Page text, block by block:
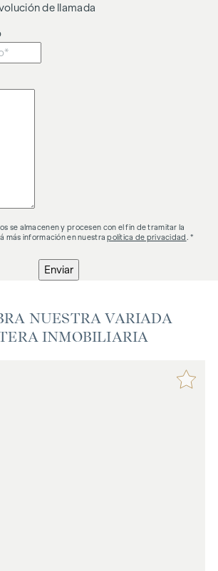
de llamada
se almacenen y procesen con el fin de tramitar la
más información en nuestrapolítica de privacidad . *
Enviar
NUESTRA VARIADA
INMOBILIARIA